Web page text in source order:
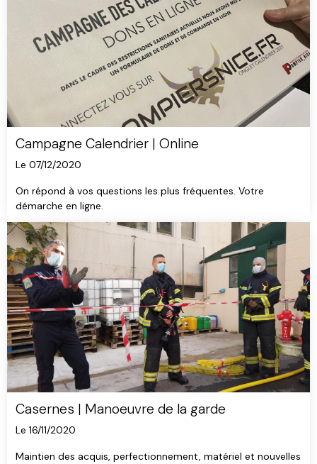
Campagne Calendrier | Online
Le 07/12/2020
On répond à vos questions les plus fréquentes. Votre
démarche en ligne.
Casernes | Manoeuvre de la garde
Le 16/11/2020
Maintien des acquis, perfectionnement, matériel et nouvelles